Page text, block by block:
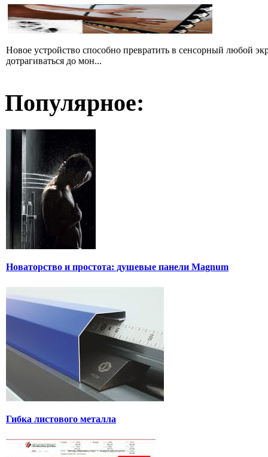
Новое устройство способно превратить в сенсорный любой
дотрагиваться до мон...
Популярное:
Новаторство и простота: душевые панели Magnum
Гибка листового металла